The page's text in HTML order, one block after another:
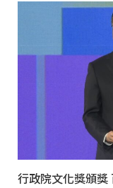
行政院文化獎頒獎